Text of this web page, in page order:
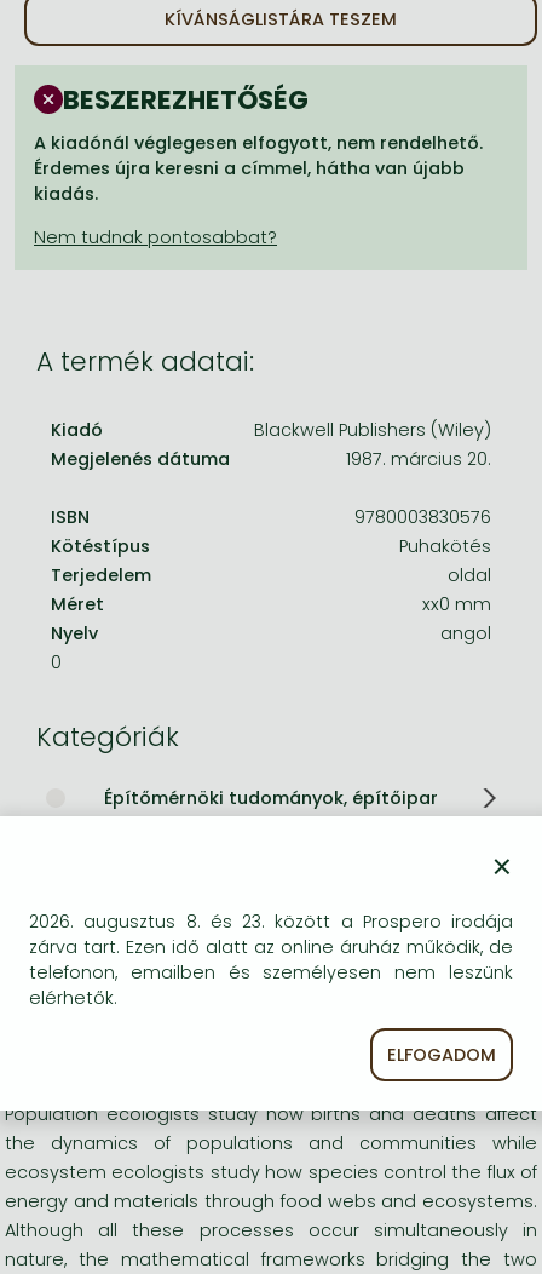
Frieren manga
Bleach manga
One-Punch Man manga
KÍVÁNSÁGLISTÁRA TESZEM
BESZEREZHETŐSÉG
A kiadónál véglegesen elfogyott, nem rendelhető.
Érdemes újra keresni a címmel, hátha van újabb
kiadás.
A termék adatai:
Kiadó
Blackwell Publishers (Wiley)
Megjelenés dátuma
1987. március 20.
ISBN
9780003830576
Kötéstípus
Puhakötés
Terjedelem
oldal
Méret
xx0 mm
Nyelv
angol
0
Kategóriák
Építőmérnöki tudományok, építőipar
Population ecologists study how births and deaths affect
the dynamics of populations and communities while
ecosystem ecologists study how species control the flux of
energy and materials through food webs and ecosystems.
Population ecologists study how births and deaths affect
the dynamics of populations and communities while
ecosystem ecologists study how species control the flux of
energy and materials through food webs and ecosystems.
Although all these processes occur simultaneously in
nature, the mathematical frameworks bridging the two
×
2026. augusztus 8. és 23. között a Prospero irodája
zárva tart. Ezen idő alatt az online áruház működik, de
telefonon, emailben és személyesen nem leszünk
elérhetők.
ELFOGADOM